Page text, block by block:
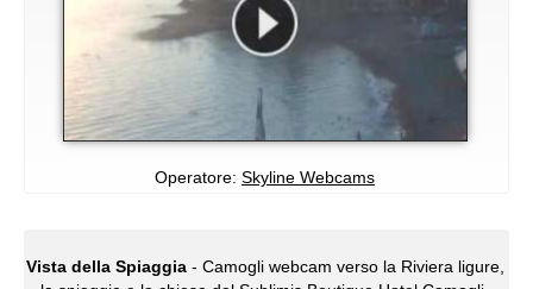
Operatore: Skyline Webcams
Vista della Spiaggia- Camogli webcam verso la Riviera ligure,